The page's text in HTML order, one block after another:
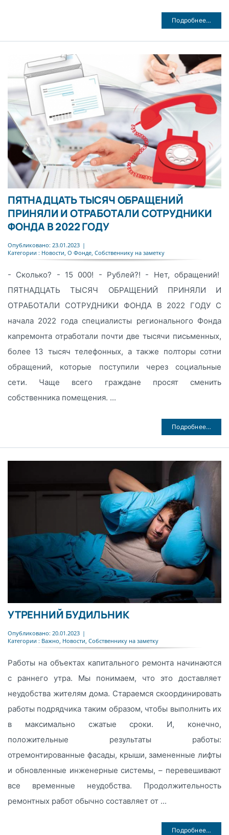
Подробнее…
ПЯТНАДЦАТЬ ТЫСЯЧ ОБРАЩЕНИЙ
ПРИНЯЛИ И ОТРАБОТАЛИ СОТРУДНИКИ
ФОНДА В 2022 ГОДУ
Опубликовано: 23.01.2023 |
Категории : Новости О Фонде, Собственнику на заметку
- Сколько? - 15 000! - Рублей?! - Нет, обращений!
ПЯТНАДЦАТЬ ТЫСЯЧ ОБРАЩЕНИЙ ПРИНЯЛИ И
ОТРАБОТАЛИ СОТРУДНИКИ ФОНДА В 2022 ГОДУ С
начала 2022 года специалисты регионального Фонда
капремонта отработали почти две тысячи письменных,
более 13 тысяч телефонных, а также полторы сотни
обращений, которые поступили через социальные
сети. Чаще всего граждане просят сменить
собственника помещения. ...
Подробнее…
УТРЕННИЙ БУДИЛЬНИК
Опубликовано: 20.01.2023 |
Категории : Важно, Новости, Собственнику на заметку
Работы на объектах капитального ремонта начинаются
с раннего утра. Мы понимаем, что это доставляет
неудобства жителям дома. Стараемся скоординировать
работы подрядчика таким образом, чтобы выполнить их
в максимально сжатые сроки. И, конечно,
положительные результаты работы:
отремонтированные фасады, крыши, замененные лифты
и обновленные инженерные системы, – перевешивают
все временные неудобства. Продолжительность
ремонтных работ обычно составляет от ...
Подробнее…